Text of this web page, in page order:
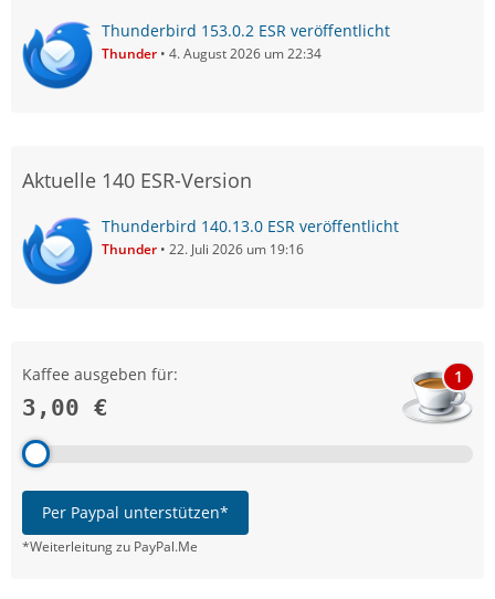
Thunderbird 153.0.2 ESR veröffentlicht
Thunder 4. August 2026 um 22:34
Aktuelle 140 ESR-Version
Thunderbird 140.13.0 ESR veröffentlicht
Thunder 22. Juli 2026 um 19:16
Kaffee ausgeben für:
3,00 €
1
Per Paypal unterstützen*
*Weiterleitung zu PayPal.Me